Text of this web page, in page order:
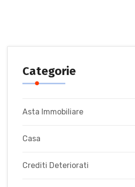
Categorie
Asta Immobiliare
Casa
Crediti Deteriorati